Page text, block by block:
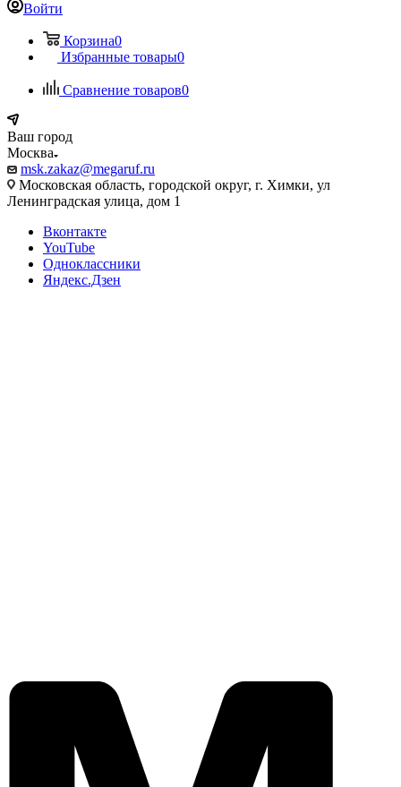
Войти
Корзина0
Избранные товары0
Сравнение товаров0
Ваш город
Москва
msk.zakaz@megaruf.ru
Московская область, городской округ, г. Химки, ул
Ленинградская улица, дом 1
Вконтакте
YouTube
Одноклассники
Яндекс.Дзен